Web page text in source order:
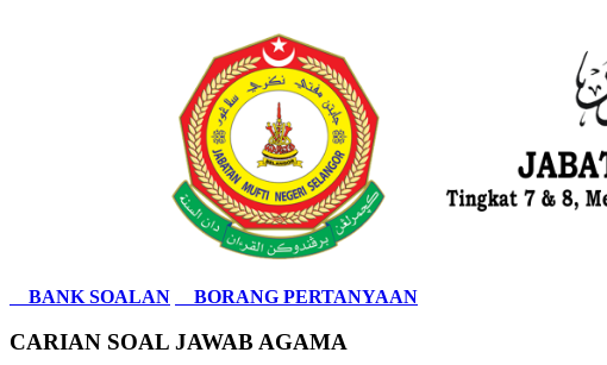
BANK SOALAN BORANG PERTANYAAN
CARIAN SOAL JAWAB AGAMA